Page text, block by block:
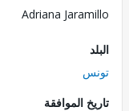
Adriana
الموافقة